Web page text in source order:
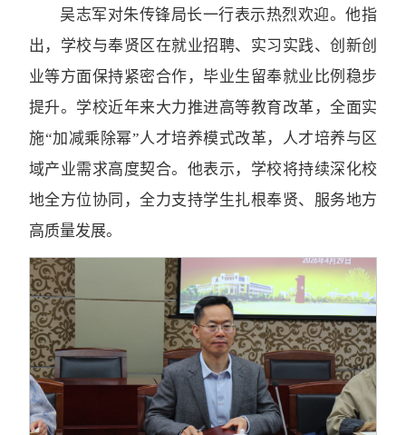
吴志军对朱传锋局长一行表示热烈欢迎。他指
出，学校与奉贤区在就业招聘、实习实践、创新创
业等方面保持紧密合作，毕业生留奉就业比例稳步
提升。学校近年来大力推进高等教育改革，全面实
施“加减乘除幂”人才培养模式改革，人才培养与区
域产业需求高度契合。他表示，学校将持续深化校
地全方位协同，全力支持学生扎根奉贤、服务地方
高质量发展。